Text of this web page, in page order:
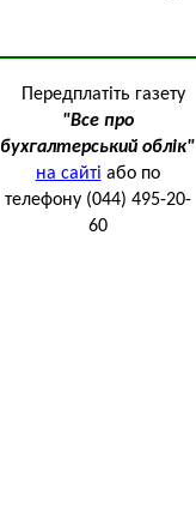
Передплатіть газету
"Все про
бухгалтерський облік"
на сайті або по
телефону (044) 495-20-
60